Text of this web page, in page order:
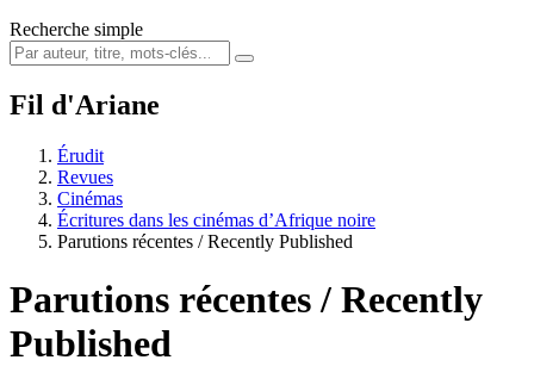
Recherche simple
Fil d'Ariane
Érudit
Revues
Cinémas
Écritures dans les cinémas d’Afrique noire
Parutions récentes / Recently Published
Parutions récentes / Recently
Published